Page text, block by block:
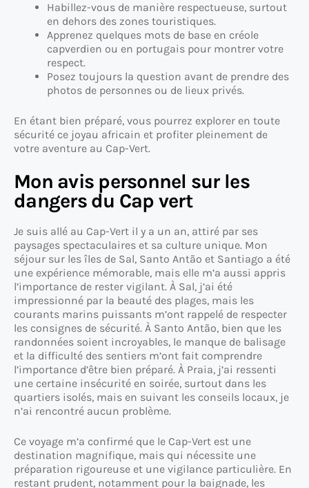
Habillez-vous de manière respectueuse, surtout
en dehors des zones touristiques.
Apprenez quelques mots de base en créole
capverdien ou en portugais pour montrer votre
respect.
Posez toujours la question avant de prendre des
photos de personnes ou de lieux privés.
En étant bien préparé, vous pourrez explorer en toute
sécurité ce joyau africain et profiter pleinement de
votre aventure au Cap-Vert.
Mon avis personnel sur les
dangers du Cap vert
Je suis allé au Cap-Vert il y a un an, attiré par ses
paysages spectaculaires et sa culture unique. Mon
séjour sur les îles de Sal, Santo Antão et Santiago a été
une expérience mémorable, mais elle m’a aussi appris
l’importance de rester vigilant. À Sal, j’ai été
impressionné par la beauté des plages, mais les
courants marins puissants m’ont rappelé de respecter
les consignes de sécurité. À Santo Antão, bien que les
randonnées soient incroyables, le manque de balisage
et la difficulté des sentiers m’ont fait comprendre
l’importance d’être bien préparé. À Praia, j’ai ressenti
une certaine insécurité en soirée, surtout dans les
quartiers isolés, mais en suivant les conseils locaux, je
n’ai rencontré aucun problème.
Ce voyage m’a confirmé que le Cap-Vert est une
destination magnifique, mais qui nécessite une
préparation rigoureuse et une vigilance particulière. En
restant prudent, notamment pour la baignade, les